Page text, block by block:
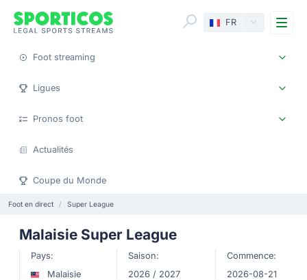
FR
Foot streaming
Ligues
Pronos foot
Actualités
Coupe du Monde
Foot en direct Super League
Malaisie Super League
Pays:
Malaisie
Saison:
2026 / 2027
Commence:
2026-08-21